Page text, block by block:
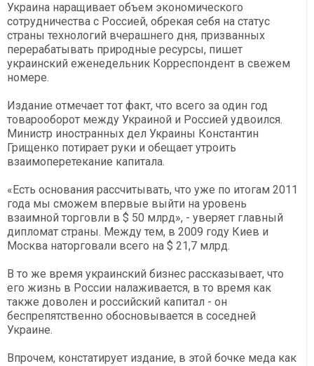
Украина наращивает объем экономического
сотрудничества с Россией, обрекая себя на статус
страны технологий вчерашнего дня, призванных
перерабатывать природные ресурсы, пишет
украинский еженедельник Корреспондент в свежем
номере.
Издание отмечает тот факт, что всего за один год
товарооборот между Украиной и Россией удвоился.
Министр иностранных дел Украины Константин
Грищенко потирает руки и обещает утроить
взаимоперетекание капитала.
«Есть основания рассчитывать, что уже по итогам 2011
года мы сможем впервые выйти на уровень
взаимной торговли в $ 50 млрд», - уверяет главный
дипломат страны. Между тем, в 2009 году Киев и
Москва наторговали всего на $ 21,7 млрд.
В то же время украинский бизнес рассказывает, что
его жизнь в России налаживается, в то время как
также доволен и российский капитал - он
беспрепятственно обосновывается в соседней
Украине.
Впрочем, констатирует издание, в этой бочке меда как